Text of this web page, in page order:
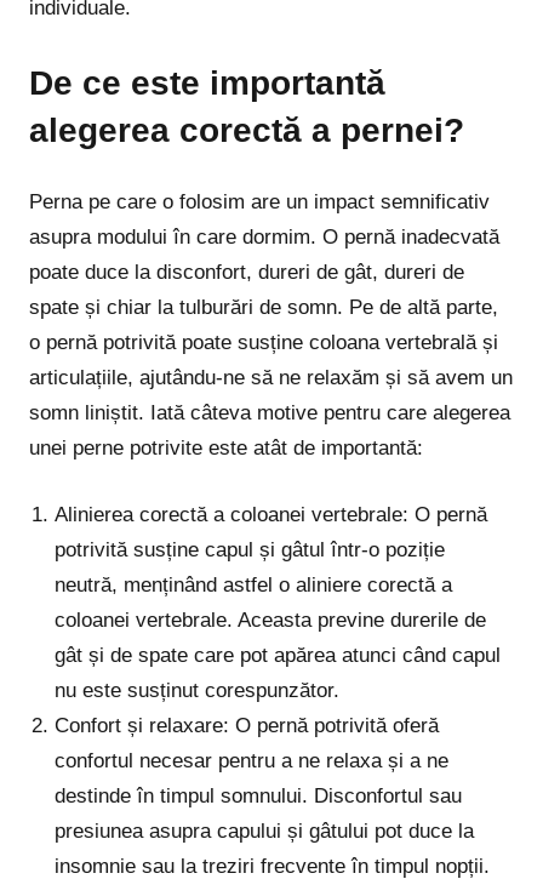
individuale.
De ce este importantă
alegerea corectă a pernei?
Perna pe care o folosim are un impact semnificativ
asupra modului în care dormim. O pernă inadecvată
poate duce la disconfort, dureri de gât, dureri de
spate și chiar la tulburări de somn. Pe de altă parte,
o pernă potrivită poate susține coloana vertebrală și
articulațiile, ajutându-ne să ne relaxăm și să avem un
somn liniștit. Iată câteva motive pentru care alegerea
unei perne potrivite este atât de importantă:
Alinierea corectă a coloanei vertebrale: O pernă
potrivită susține capul și gâtul într-o poziție
neutră, menținând astfel o aliniere corectă a
coloanei vertebrale. Aceasta previne durerile de
gât și de spate care pot apărea atunci când capul
nu este susținut corespunzător.
Confort și relaxare: O pernă potrivită oferă
confortul necesar pentru a ne relaxa și a ne
destinde în timpul somnului. Disconfortul sau
presiunea asupra capului și gâtului pot duce la
insomnie sau la treziri frecvente în timpul nopții.